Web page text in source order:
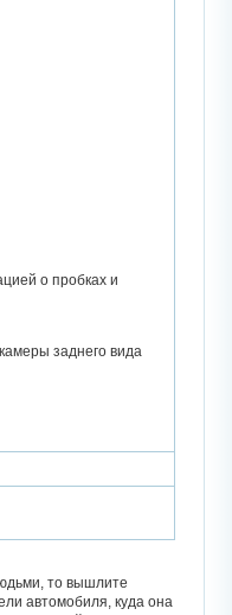
о пробках и
заднего вида
то вышлите
автомобиля, куда она